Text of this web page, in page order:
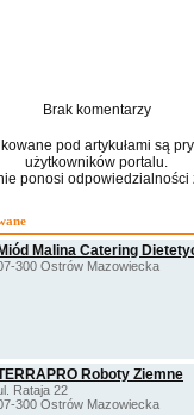
Brak komentarzy
pod artykułami są
użytkowników portalu.
ponosi odpowiedzialności
Miód Malina Catering
300 Ostrów Mazowiecka
Roboty Ziemne
Rataja 22
300 Ostrów Mazowiecka